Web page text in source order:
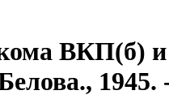
ВКП(б) и
1945.